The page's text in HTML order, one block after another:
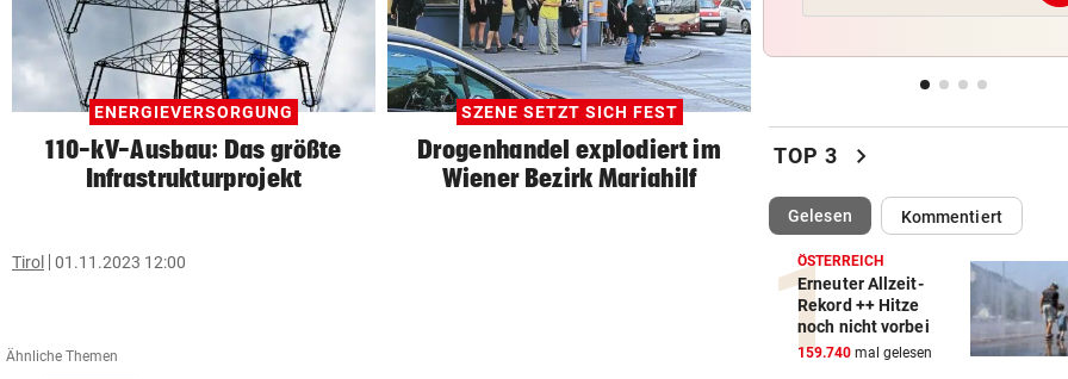
ENERGIEVERSORGUNG
110-kV-Ausbau: Das größte
Infrastrukturprojekt
SZENE SETZT SICH FEST
Drogenhandel explodiert im
Wiener Bezirk Mariahilf
Tirol 01.11.2023 12:00
Ähnliche Themen
Spider-Man im BMW-
Sager wirkt nach: Mütter-
Aufstand gegen Kanzler
SCHLÜSSEL IM PKW
Dreijähriger Bub wurde aus
heißem Auto gerettet
„BACKROOMS“ vor
Regiestar: „Jeder will von
TOP 3 chevron_right
Gelesen(ausgewählt)Kommentiert
ÖSTERREICH
Erneuter Allzeit-
Rekord ++ Hitze
noch nicht vorbei
159.740 mal gelesen